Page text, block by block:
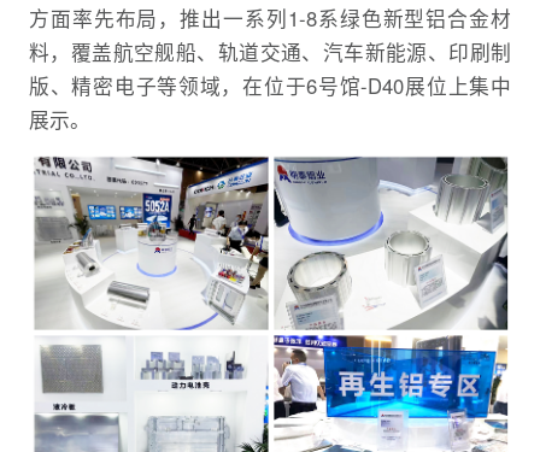
方面率先布局，推出一系列1-8系绿色新型铝合金材
料，覆盖航空舰船、轨道交通、汽车新能源、印刷制
版、精密电子等领域，在位于6号馆-D40展位上集中
展示。